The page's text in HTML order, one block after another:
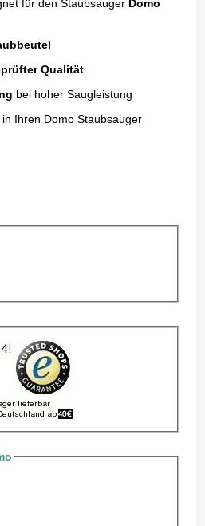
für den Staubsauger Domo
Qualität
bei hoher Saugleistung
Ihren Domo Staubsauger